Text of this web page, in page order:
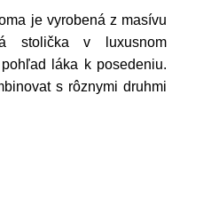
je vyrobená z masívu
stolička v luxusnom
láka k posedeniu.
s rôznymi druhmi